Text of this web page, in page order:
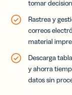
tomar
Rastrea y
correos
material
Descarga
y ahorra
datos sin